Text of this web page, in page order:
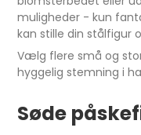
muligheder - kun
kan stille din stålfigur
Vælg flere små og
hyggelig stemning i
Søde